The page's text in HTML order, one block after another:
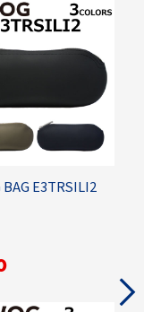
BAG E3TRSILI2